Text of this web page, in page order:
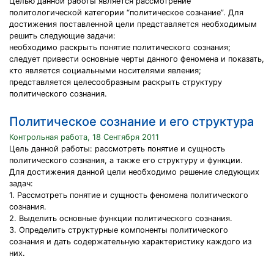
политологической категории “политическое сознание”. Для
достижения поставленной цели представляется необходимым
решить следующие задачи:
необходимо раскрыть понятие политического сознания;
следует привести основные черты данного феномена и показать,
кто является социальными носителями явления;
представляется целесообразным раскрыть структуру
политического сознания.
Политическое сознание и его структура
Контрольная работа, 18 Сентября 2011
Цель данной работы: рассмотреть понятие и сущность
политического сознания, а также его структуру и функции.
Для достижения данной цели необходимо решение следующих
задач:
1. Рассмотреть понятие и сущность феномена политического
сознания.
2. Выделить основные функции политического сознания.
3. Определить структурные компоненты политического
сознания и дать содержательную характеристику каждого из
них.